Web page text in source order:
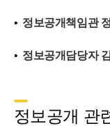
정보공개책임관
정보공개담당자
정보공개 관